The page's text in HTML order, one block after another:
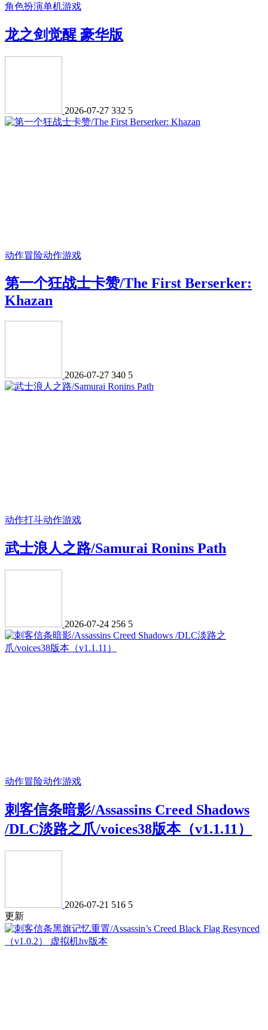
角色扮演单机游戏
龙之剑觉醒 豪华版
2026-07-27 332 5
动作冒险动作游戏
第一个狂战士卡赞/The First Berserker:
Khazan
2026-07-27 340 5
动作打斗动作游戏
武士浪人之路/Samurai Ronins Path
2026-07-24 256 5
动作冒险动作游戏
刺客信条暗影/Assassins Creed Shadows
/DLC淡路之爪/voices38版本（v1.1.11）
2026-07-21 516 5
更新